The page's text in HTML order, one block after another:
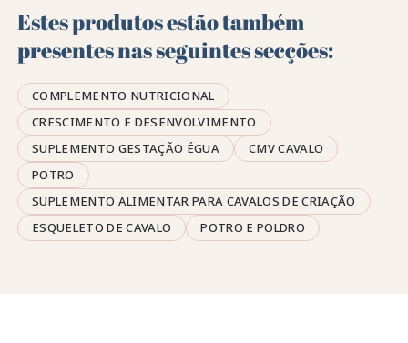
Estes produtos estão também
presentes nas seguintes secções:
COMPLEMENTO NUTRICIONAL
CRESCIMENTO E DESENVOLVIMENTO
SUPLEMENTO GESTAÇÃO ÉGUA
CMV CAVALO
POTRO
SUPLEMENTO ALIMENTAR PARA CAVALOS DE CRIAÇÃO
ESQUELETO DE CAVALO
POTRO E POLDRO